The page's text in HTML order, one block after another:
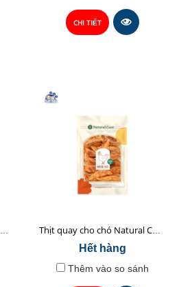
CHI TIẾT
Cá Hồi Sấy Cho Chó Natural Core 45gr Thịt quay cho chó Natural Core 70g
Hết hàng
Thêm vào so sánh